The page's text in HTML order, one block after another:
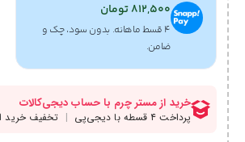
812,500تومان
۴ قسط ماهانه. بدون سود، چک و
ضامن.